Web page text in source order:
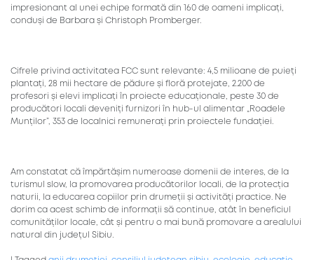
impresionant al unei echipe formată din 160 de oameni implicați,
conduși de Barbara și Christoph Promberger.
Cifrele privind activitatea FCC sunt relevante: 4,5 milioane de puieți
plantați, 28 mii hectare de pădure și floră protejate, 2.200 de
profesori și elevi implicați în proiecte educaționale, peste 30 de
producători locali deveniți furnizori în hub-ul alimentar „Roadele
Munților”, 353 de localnici remunerați prin proiectele fundației.
Am constatat că împărtășim numeroase domenii de interes, de la
turismul slow, la promovarea producătorilor locali, de la protecția
naturii, la educarea copiilor prin drumeții și activități practice. Ne
dorim ca acest schimb de informații să continue, atât în beneficiul
comunităților locale, cât și pentru o mai bună promovare a arealului
natural din județul Sibiu